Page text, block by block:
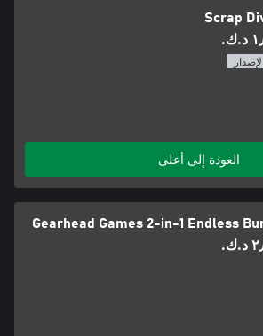
Scrap
العودة إلى أعلى
Gearhead Games 2-in-1 Endless